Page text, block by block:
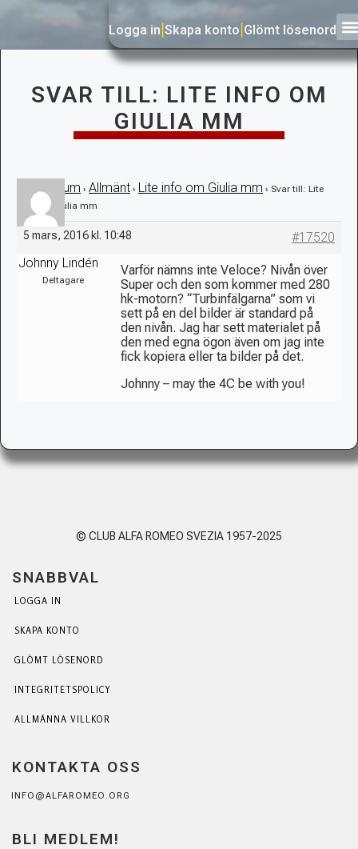
Logga in Skapa konto Glömt lösenord
SVAR TILL: LITE INFO OM
GIULIA MM
› Forum › Allmänt › Lite info om Giulia mm › Svar till: Lite
info om Giulia mm
5 mars, 2016 kl. 10:48
#17520
Johnny Lindén
Deltagare
Varför nämns inte Veloce? Nivån över
Super och den som kommer med 280
hk-motorn? “Turbinfälgarna” som vi
sett på en del bilder är standard på
den nivån. Jag har sett materialet på
den med egna ögon även om jag inte
fick kopiera eller ta bilder på det.
Johnny – may the 4C be with you!
© CLUB ALFA ROMEO SVEZIA 1957-2025
SNABBVAL
LOGGA IN
SKAPA KONTO
GLÖMT LÖSENORD
INTEGRITETSPOLICY
ALLMÄNNA VILLKOR
KONTAKTA OSS
INFO@ALFAROMEO.ORG
BLI MEDLEM!